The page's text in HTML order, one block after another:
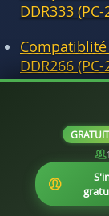
DDR333
Compatiblité
DDR266
DDR200 (PC-
GRATUIT